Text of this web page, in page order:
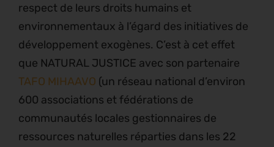
respect de leurs droits humains et
environnementaux à l’égard des initiatives de
développement exogènes. C’est à cet effet
que NATURAL JUSTICE avec son partenaire
TAFO MIHAAVO (un réseau national d’environ
600 associations et fédérations de
communautés locales gestionnaires de
ressources naturelles réparties dans les 22